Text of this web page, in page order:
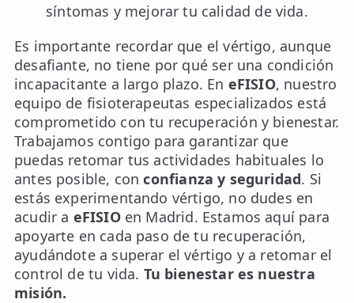
síntomas y mejorar tu calidad de vida.
Es importante recordar que el vértigo, aunque
desafiante, no tiene por qué ser una condición
incapacitante a largo plazo. En eFISIO, nuestro
equipo de fisioterapeutas especializados está
comprometido con tu recuperación y bienestar.
Trabajamos contigo para garantizar que
puedas retomar tus actividades habituales lo
antes posible, conconfianza y seguridad. Si
estás experimentando vértigo, no dudes en
acudir a eFISIOen Madrid. Estamos aquí para
apoyarte en cada paso de tu recuperación,
ayudándote a superar el vértigo y a retomar el
control de tu vida. Tu bienestar es nuestra
misión.